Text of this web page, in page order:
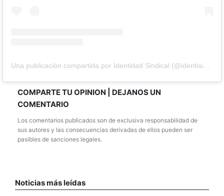
Una publicación compartida por Identidad Sindical (@identisindical)
COMPARTE TU OPINION | DEJANOS UN
COMENTARIO
Los comentarios publicados son de exclusiva responsabilidad de
sus autores y las consecuencias derivadas de ellos pueden ser
pasibles de sanciones legales.
Noticias más leídas